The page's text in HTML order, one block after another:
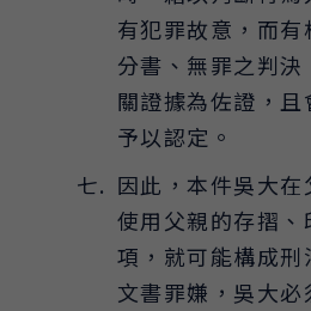
有犯罪故意，而有
分書、無罪之判決
關證據為佐證，
予以認定。
因此，本件吳大在
使用父親的存摺、
項，就可能構成刑
文書罪嫌，吳大必